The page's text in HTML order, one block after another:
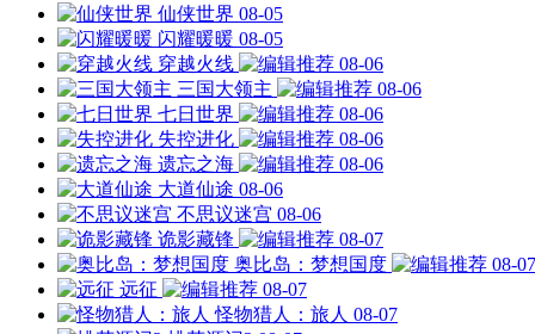
仙侠世界 08-05
闪耀暖暖 08-05
穿越火线
08-06
三国大领主
08-06
七日世界
08-06
失控进化
08-06
遗忘之海
08-06
大道仙途 08-06
不思议迷宫 08-06
诡影藏锋
08-07
奥比岛：梦想国度
08-07
远征
08-07
怪物猎人：旅人 08-07